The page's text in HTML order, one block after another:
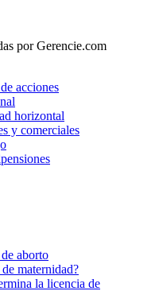
por Gerencie.com
acciones
horizontal
y comerciales
aborto
maternidad?
la licencia de